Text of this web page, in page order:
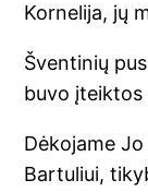
Kornelija, jų
Šventinių
buvo įteiktos
Dėkojame
Bartuliui,